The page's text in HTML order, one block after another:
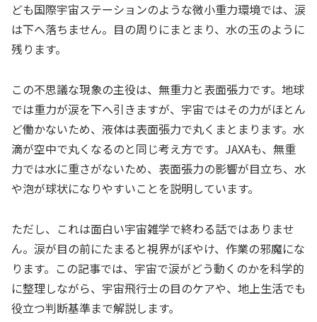
ども国際宇宙ステーションのような微小重力環境では、涙
は下へ落ちません。目の周りにまとまり、水の玉のように
残ります。
この不思議な現象の主役は、無重力と表面張力です。地球
では重力が涙を下へ引きますが、宇宙ではその力がほとん
ど働かないため、液体は表面張力で丸くまとまります。水
滴が空中で丸くなるのと同じ考え方です。JAXAも、無重
力では水に重さがないため、表面張力の影響が目立ち、水
や泡が球状になりやすいことを説明しています。
ただし、これは面白い宇宙雑学で終わる話ではありませ
ん。涙が目の前にたまると視界がぼやけ、作業の邪魔にな
ります。この記事では、宇宙で涙がどう動くのかを科学的
に整理しながら、宇宙飛行士の目のケアや、地上生活でも
役立つ判断基準まで解説します。